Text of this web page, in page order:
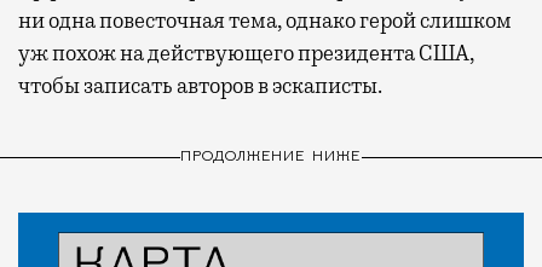
ни одна повесточная тема, однако герой слишком
уж похож на действующего президента США,
чтобы записать авторов в эскаписты.
ПРОДОЛЖЕНИЕ НИЖЕ